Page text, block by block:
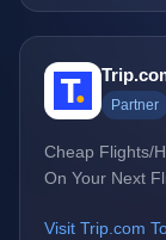
Partner
Cheap Flights/
On Your Next
Visit Trip.com